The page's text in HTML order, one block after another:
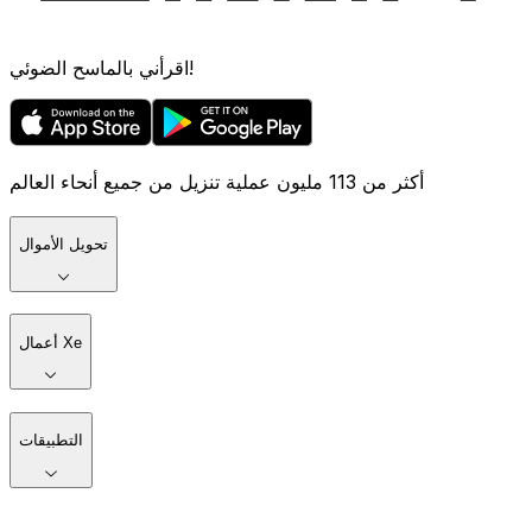
اقرأني بالماسح الضوئي!
أكثر من 113 مليون عملية تنزيل من جميع أنحاء العالم
تحويل الأموال
أعمال Xe
التطبيقات